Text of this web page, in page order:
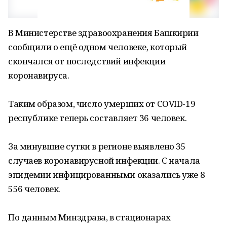
В Министерстве здравоохранения Башкирии
сообщили о ещё одном человеке, который
скончался от последствий инфекции
коронавируса.
Таким образом, число умерших от COVID-19
республике теперь составляет 36 человек.
За минувшие сутки в регионе выявлено 35
случаев коронавирусной инфекции. С начала
эпидемии инфицированными оказались уже 8
556 человек.
По данным Минздрава, в стационарах